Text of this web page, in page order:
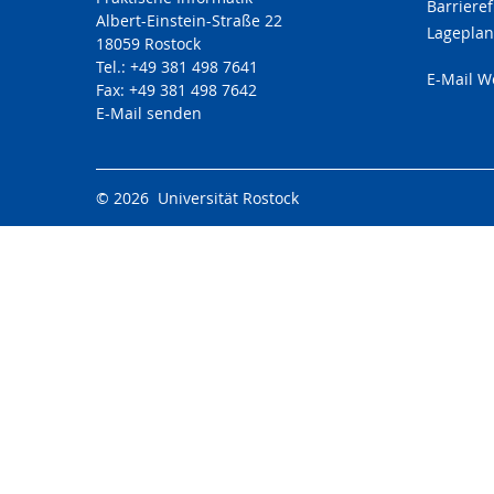
Albert-Einstein-Straße 22
18059 Rostock
Tel.: +49 381 498 7641
Fax: +49 381 498 7642
E-Mail senden
Lageplan
E-Mail
© 2026 Universität Rostock